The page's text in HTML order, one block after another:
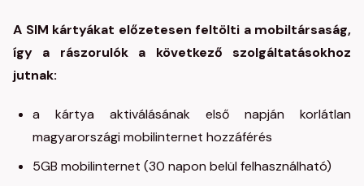
A SIM kártyákat előzetesen feltölti a mobiltársaság,
így a rászorulók a következő szolgáltatásokhoz
jutnak:
a kártya aktiválásának első napján korlátlan
magyarországi mobilinternet hozzáférés
5GB mobilinternet (30 napon belül felhasználható)